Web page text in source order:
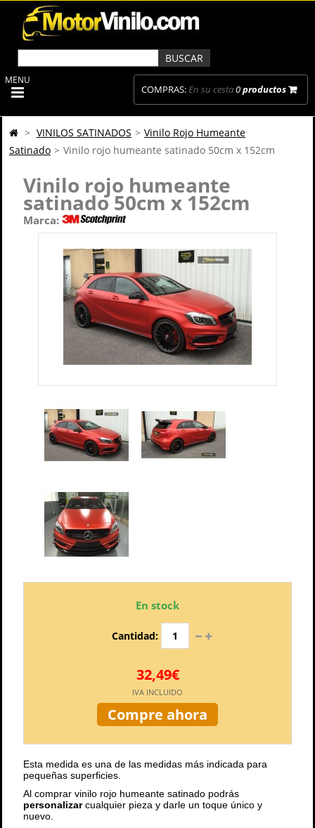
COMPRAS:En su cesta0productos
MENU
> VINILOS SATINADOS > Vinilo Rojo Humeante
Satinado > Vinilo rojo humeante satinado 50cm x 152cm
Vinilo rojo humeante
satinado 50cm x 152cm
Marca:
En stock
Cantidad:
32,49€
IVA INCLUIDO
Compre ahora
Esta medida es una de las medidas más indicada para
pequeñas superficies.
Al comprar vinilo rojo humeante satinado podrás
personalizarcualquier pieza y darle un toque único y
nuevo.